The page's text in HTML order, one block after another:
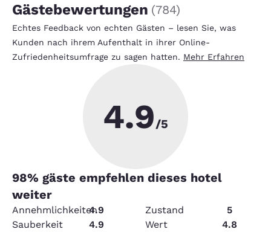
Gästebewertungen (784)
Echtes Feedback von echten Gästen – lesen Sie, was
Kunden nach ihrem Aufenthalt in ihrer Online-
Zufriedenheitsumfrage zu sagen hatten. Mehr Erfahren
4.9/5
98% gäste empfehlen dieses hotel
weiter
Annehmlichkeiten
4.9 Zustand
5
Sauberkeit
4.9 Wert
4.8